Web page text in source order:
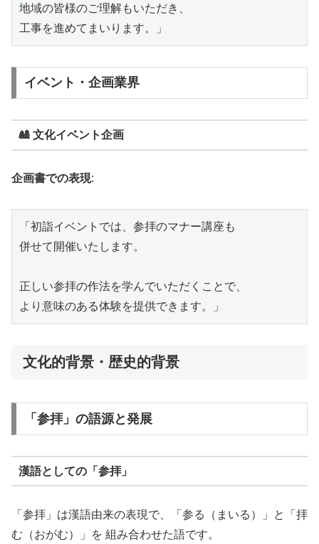
地域の皆様のご理解もいただき、
イベント・企画業界
🎎 文化イベント企画
企画書での表現:
「初詣イベントでは、参拝のマナー講座も
併せて開催いたします。
正しい参拝の作法を学んでいただくことで、
文化的背景・歴史的背景
「参拝」の語源と発展
漢語としての「参拝」
「参拝」は漢語由来の表現で、「参る（まいる）」と「拝
む（おがむ）」を 組み合わせた語です。